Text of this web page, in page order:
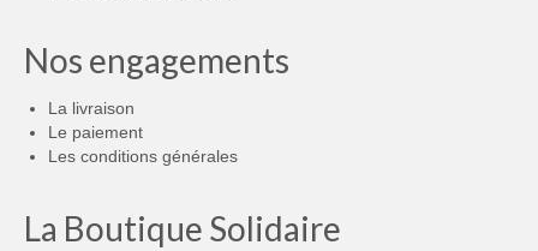
Nos engagements
La livraison
Le paiement
Les conditions générales
La Boutique Solidaire